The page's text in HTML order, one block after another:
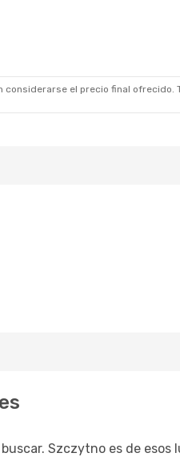
el precio final ofrecido.
Szczytno es de esos